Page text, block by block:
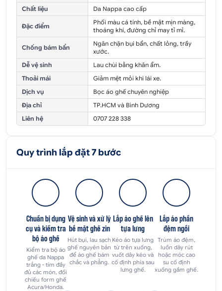
Chất liệu
Da Nappa cao cấp
Đặc điểm
Phối màu cá tính, bề mặt mịn màng,
thoáng khí, đường chỉ may tỉ mỉ.
Chống bám bẩn
Ngăn chặn bụi bẩn, chất lỏng, trầy
xước.
Dễ vệ sinh
Lau chùi bằng khăn ẩm.
Thoải mái
Giảm mệt mỏi khi lái xe.
Dịch vụ
Bọc áo ghế chuyên nghiệp
Địa chỉ
TP.HCM và Bình Dương
Liên hệ
0707 228 338
Quy trình lắp đặt 7 bước
Chuẩn bị dụng
cụ và kiểm tra
bộ áo ghế
Kiểm tra bộ áo
ghế da Nappa
trắng - tím đầy
đủ các món, đối
chiếu form ghế
Acura/Honda.
Vệ sinh và xử lý
bề mặt ghế zin
Hút bụi, lau sạch
ghế nguyên bản
để áo ghế bám
chắc và phẳng.
Lắp áo ghế lên
tựa lưng
Kéo áo tựa lưng
từ trên xuống,
vuốt dây kéo và
cố định phía sau
lưng ghế.
Lắp áo phần
đệm ngồi
Trùm áo đệm,
luồn dây rút
hoặc móc cao
su cố định
xuống gầm ghế.